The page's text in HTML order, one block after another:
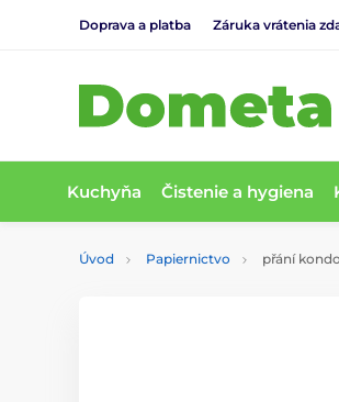
Doprava a platba Záruka vrátenia
Kuchyňa Čistenie a hygiena
Úvod Papiernictvo přání